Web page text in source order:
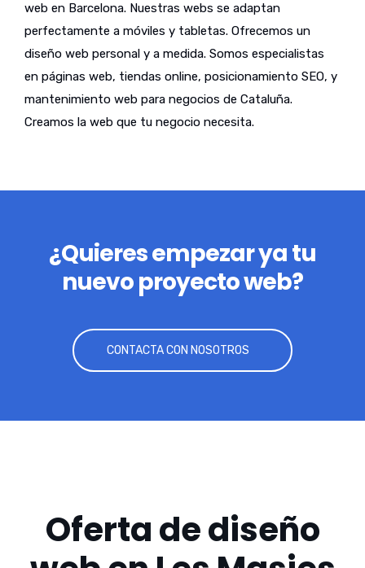
web en Barcelona. Nuestras webs se adaptan
perfectamente a móviles y tabletas. Ofrecemos un
diseño web personal y a medida. Somos especialistas
en páginas web, tiendas online, posicionamiento SEO, y
mantenimiento web para negocios de Cataluña.
Creamos la web que tu negocio necesita.
¿Quieres empezar ya tu
nuevo proyecto web?
CONTACTA CON NOSOTROS
Oferta de diseño